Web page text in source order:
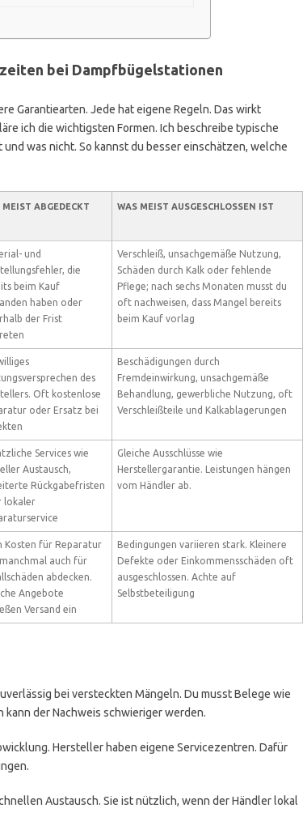
bei Dampfbügelstationen
Garantiearten. Jede hat eigene Regeln. Das wirkt
ich die wichtigsten Formen. Ich beschreibe typische
was nicht. So kannst du besser einschätzen, welche
MEIST ABGEDECKT
WAS MEIST AUSGESCHLOSSEN IST
und
die
beim Kauf
haben oder
der Frist
Verschleiß, unsachgemäße Nutzung,
Schäden durch Kalk oder fehlende
Pflege; nach sechs Monaten musst du
oft nachweisen, dass Mangel bereits
beim Kauf vorlag
des
Oft kostenlose
oder Ersatz bei
Beschädigungen durch
Fremdeinwirkung, unsachgemäße
Behandlung, gewerbliche Nutzung, oft
Verschleißteile und Kalkablagerungen
Services wie
Austausch,
Rückgabefristen
lokaler
Gleiche Ausschlüsse wie
Herstellergarantie. Leistungen hängen
vom Händler ab.
Kosten für Reparatur
auch für
abdecken.
Angebote
Versand ein
Bedingungen variieren stark. Kleinere
Defekte oder Einkommensschäden oft
ausgeschlossen. Achte auf
Selbstbeteiligung
bei versteckten Mängeln. Du musst Belege wie
der Nachweis schwieriger werden.
Hersteller haben eigene Servicezentren. Dafür
Austausch. Sie ist nützlich, wenn der Händler lokal